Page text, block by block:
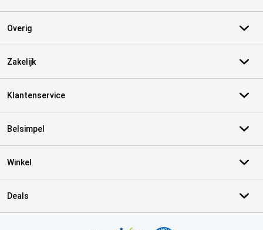
Overig
Zakelijk
Klantenservice
Belsimpel
Winkel
Deals